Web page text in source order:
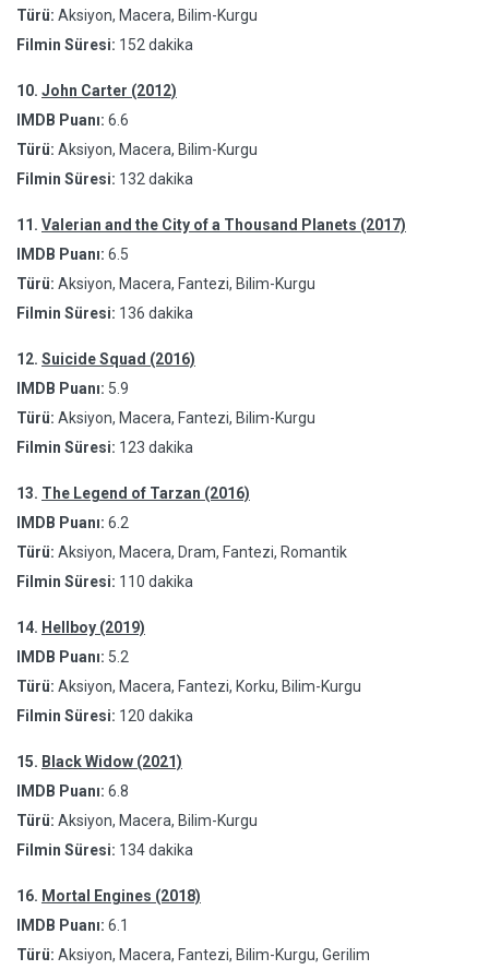
Türü: Aksiyon, Macera, Bilim-Kurgu
Filmin Süresi: 152 dakika
10. John Carter (2012)
IMDB Puanı: 6.6
Türü: Aksiyon, Macera, Bilim-Kurgu
Filmin Süresi: 132 dakika
11. Valerian and the City of a Thousand Planets (2017)
IMDB Puanı: 6.5
Türü: Aksiyon, Macera, Fantezi, Bilim-Kurgu
Filmin Süresi: 136 dakika
12. Suicide Squad (2016)
IMDB Puanı: 5.9
Türü: Aksiyon, Macera, Fantezi, Bilim-Kurgu
Filmin Süresi: 123 dakika
13. The Legend of Tarzan (2016)
IMDB Puanı: 6.2
Türü: Aksiyon, Macera, Dram, Fantezi, Romantik
Filmin Süresi: 110 dakika
14. Hellboy (2019)
IMDB Puanı: 5.2
Türü: Aksiyon, Macera, Fantezi, Korku, Bilim-Kurgu
Filmin Süresi: 120 dakika
15. Black Widow (2021)
IMDB Puanı: 6.8
Türü: Aksiyon, Macera, Bilim-Kurgu
Filmin Süresi: 134 dakika
16. Mortal Engines (2018)
IMDB Puanı: 6.1
Türü: Aksiyon, Macera, Fantezi, Bilim-Kurgu, Gerilim